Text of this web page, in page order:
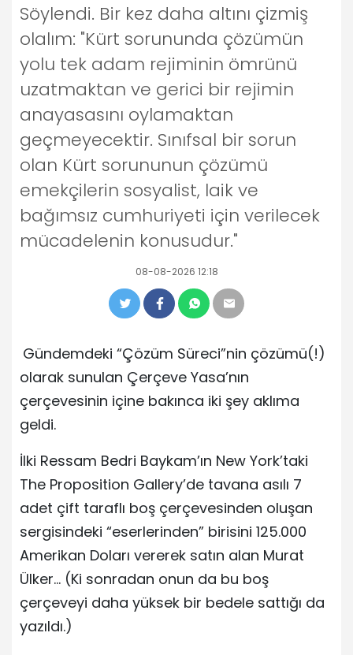
Söylendi. Bir kez daha altını çizmiş
olalım: "Kürt sorununda çözümün
yolu tek adam rejiminin ömrünü
uzatmaktan ve gerici bir rejimin
anayasasını oylamaktan
geçmeyecektir. Sınıfsal bir sorun
olan Kürt sorununun çözümü
emekçilerin sosyalist, laik ve
bağımsız cumhuriyeti için verilecek
mücadelenin konusudur."
08-08-2026 12:18
Gündemdeki “Çözüm Süreci”nin çözümü(!)
olarak sunulan Çerçeve Yasa’nın
çerçevesinin içine bakınca iki şey aklıma
geldi.
İlki Ressam Bedri Baykam’ın New York’taki
The Proposition Gallery’de tavana asılı 7
adet çift taraflı boş çerçevesinden oluşan
sergisindeki “eserlerinden” birisini 125.000
Amerikan Doları vererek satın alan Murat
Ülker… (Ki sonradan onun da bu boş
çerçeveyi daha yüksek bir bedele sattığı da
yazıldı.)